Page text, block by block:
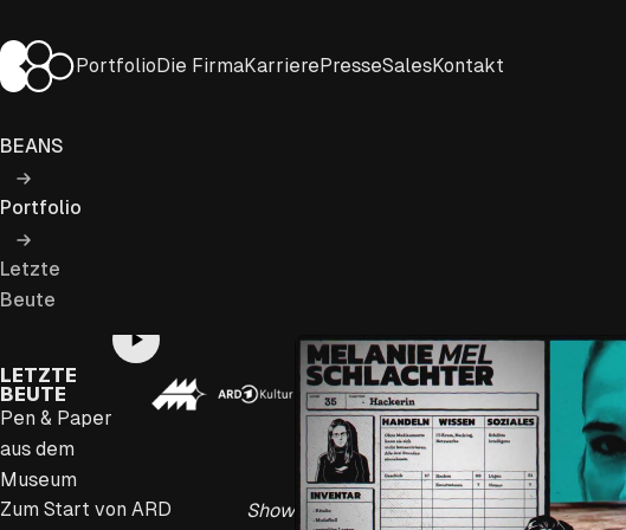
Inhalt
springen
BEANS Entertainment
PortfolioDie FirmaKarrierePresseSalesKontakt
BEANS
Portfolio
Letzte
Beute
Play
Video
LETZTE
BEUTE
Pen & Paper
aus dem
Museum
Zum Start von ARD
Show